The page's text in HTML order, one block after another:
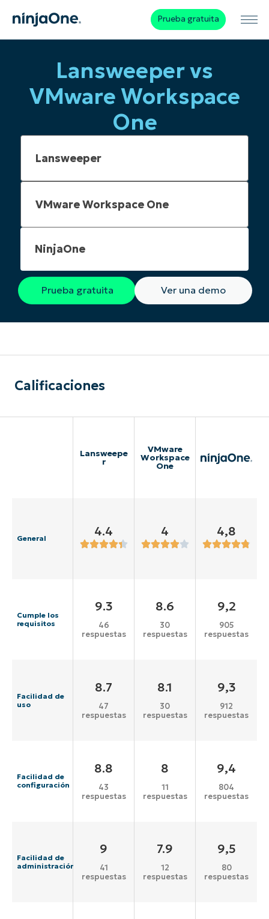
Prueba gratuita
Lansweeper vs
VMware Workspace
One
NinjaOne
Prueba gratuita Ver una demo
Calificaciones
Lansweepe
r
VMware
Workspace
One
General 4.4 4 4,8
Cumple los
requisitos
9.3
46
respuestas
8.6
30
respuestas
9,2
905
respuestas
Facilidad de
uso
8.7
47
respuestas
8.1
30
respuestas
9,3
912
respuestas
Facilidad de
configuración
8.8
43
respuestas
8
11
respuestas
9,4
804
respuestas
Facilidad de
administración
9
41
respuestas
7.9
12
respuestas
9,5
80
respuestas